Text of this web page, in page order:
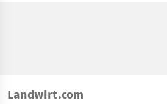
Landwirt.com